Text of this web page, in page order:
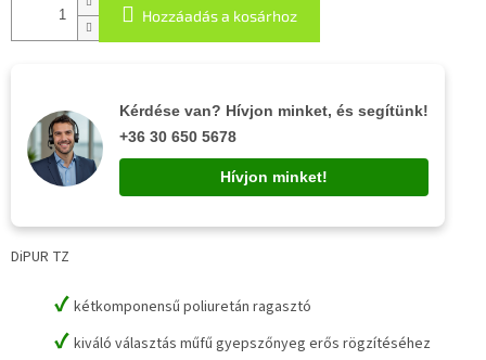
Hozzáadás a kosárhoz
Kérdése van? Hívjon minket, és segítünk!
+36 30 650 5678
Hívjon minket!
DiPUR TZ
✔ kétkomponensű poliuretán ragasztó
✔ kiváló választás műfű gyepszőnyeg erős rögzítéséhez